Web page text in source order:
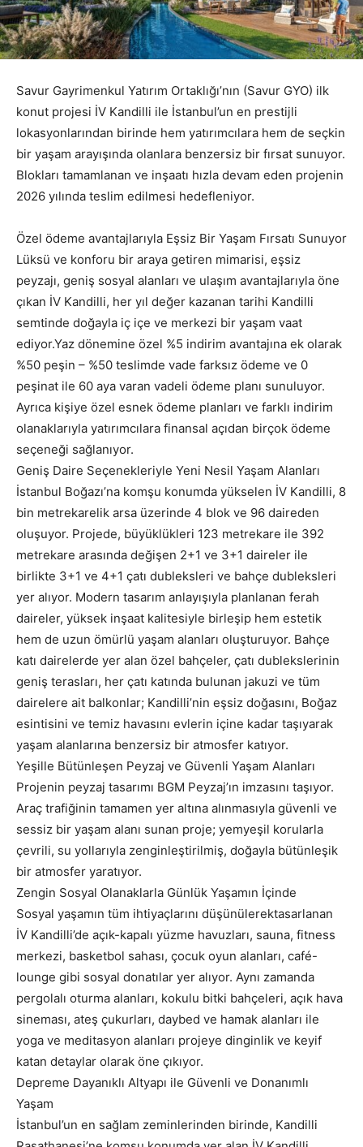
Savur Gayrimenkul Yatırım Ortaklığı’nın (Savur GYO) ilk
konut projesi İV Kandilli ile İstanbul’un en prestijli
lokasyonlarından birinde hem yatırımcılara hem de seçkin
bir yaşam arayışında olanlara benzersiz bir fırsat sunuyor.
Blokları tamamlanan ve inşaatı hızla devam eden projenin
2026 yılında teslim edilmesi hedefleniyor.
Özel ödeme avantajlarıyla Eşsiz Bir Yaşam Fırsatı Sunuyor
Lüksü ve konforu bir araya getiren mimarisi, eşsiz
peyzajı, geniş sosyal alanları ve ulaşım avantajlarıyla öne
çıkan İV Kandilli, her yıl değer kazanan tarihi Kandilli
semtinde doğayla iç içe ve merkezi bir yaşam vaat
ediyor.Yaz dönemine özel %5 indirim avantajına ek olarak
%50 peşin – %50 teslimde vade farksız ödeme ve 0
peşinat ile 60 aya varan vadeli ödeme planı sunuluyor.
Ayrıca kişiye özel esnek ödeme planları ve farklı indirim
olanaklarıyla yatırımcılara finansal açıdan birçok ödeme
seçeneği sağlanıyor.
Geniş Daire Seçenekleriyle Yeni Nesil Yaşam Alanları
İstanbul Boğazı’na komşu konumda yükselen İV Kandilli, 8
bin metrekarelik arsa üzerinde 4 blok ve 96 daireden
oluşuyor. Projede, büyüklükleri 123 metrekare ile 392
metrekare arasında değişen 2+1 ve 3+1 daireler ile
birlikte 3+1 ve 4+1 çatı dubleksleri ve bahçe dubleksleri
yer alıyor. Modern tasarım anlayışıyla planlanan ferah
daireler, yüksek inşaat kalitesiyle birleşip hem estetik
hem de uzun ömürlü yaşam alanları oluşturuyor. Bahçe
katı dairelerde yer alan özel bahçeler, çatı dublekslerinin
geniş terasları, her çatı katında bulunan jakuzi ve tüm
dairelere ait balkonlar; Kandilli’nin eşsiz doğasını, Boğaz
esintisini ve temiz havasını evlerin içine kadar taşıyarak
yaşam alanlarına benzersiz bir atmosfer katıyor.
Yeşille Bütünleşen Peyzaj ve Güvenli Yaşam Alanları
Projenin peyzaj tasarımı BGM Peyzaj’ın imzasını taşıyor.
Araç trafiğinin tamamen yer altına alınmasıyla güvenli ve
sessiz bir yaşam alanı sunan proje; yemyeşil korularla
çevrili, su yollarıyla zenginleştirilmiş, doğayla bütünleşik
bir atmosfer yaratıyor.
Zengin Sosyal Olanaklarla Günlük Yaşamın İçinde
Sosyal yaşamın tüm ihtiyaçlarını düşünülerektasarlanan
İV Kandilli’de açık-kapalı yüzme havuzları, sauna, fitness
merkezi, basketbol sahası, çocuk oyun alanları, café-
lounge gibi sosyal donatılar yer alıyor. Aynı zamanda
pergolalı oturma alanları, kokulu bitki bahçeleri, açık hava
sineması, ateş çukurları, daybed ve hamak alanları ile
yoga ve meditasyon alanları projeye dinginlik ve keyif
katan detaylar olarak öne çıkıyor.
Depreme Dayanıklı Altyapı ile Güvenli ve Donanımlı
Yaşam
İstanbul’un en sağlam zeminlerinden birinde, Kandilli